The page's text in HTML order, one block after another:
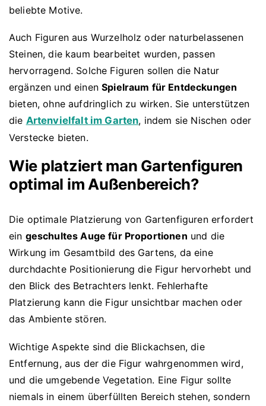
beliebte Motive.
Auch Figuren aus Wurzelholz oder naturbelassenen
Steinen, die kaum bearbeitet wurden, passen
hervorragend. Solche Figuren sollen die Natur
ergänzen und einenSpielraum für Entdeckungen
bieten, ohne aufdringlich zu wirken. Sie unterstützen
die Artenvielfalt im Garten, indem sie Nischen oder
Verstecke bieten.
Wie platziert man Gartenfiguren
optimal im Außenbereich?
Die optimale Platzierung von Gartenfiguren erfordert
ein geschultes Auge für Proportionen und die
Wirkung im Gesamtbild des Gartens, da eine
durchdachte Positionierung die Figur hervorhebt und
den Blick des Betrachters lenkt. Fehlerhafte
Platzierung kann die Figur unsichtbar machen oder
das Ambiente stören.
Wichtige Aspekte sind die Blickachsen, die
Entfernung, aus der die Figur wahrgenommen wird,
und die umgebende Vegetation. Eine Figur sollte
niemals in einem überfüllten Bereich stehen, sondern